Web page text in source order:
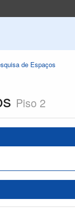
de Espaços
Piso 2